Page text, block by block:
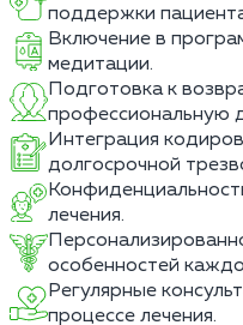
поддержки
Включение в
медитации.
Подготовка к
профессиональную
Интеграция
долгосрочной
лечения.
особенностей
Регулярные
процессе лечения.